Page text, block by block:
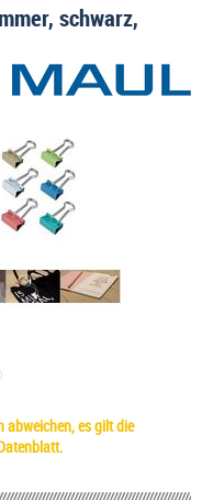
schwarz,
es gilt die